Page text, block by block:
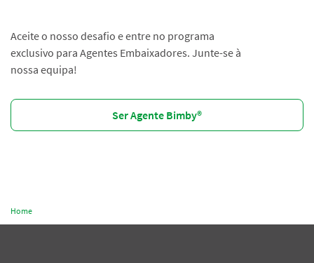
Aceite o nosso desafio e entre no programa
exclusivo para Agentes Embaixadores. Junte-se à
nossa equipa!
Ser Agente Bimby®️
Home